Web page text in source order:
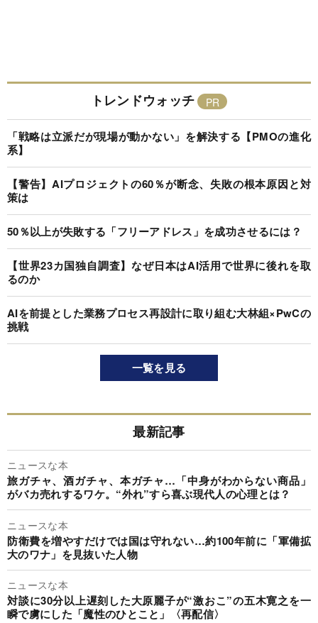
トレンドウォッチ
「戦略は立派だが現場が動かない」を解決する【PMOの進化
系】
【警告】AIプロジェクトの60％が断念、失敗の根本原因と対
策は
50％以上が失敗する「フリーアドレス」を成功させるには？
【世界23カ国独自調査】なぜ日本はAI活用で世界に後れを取
るのか
AIを前提とした業務プロセス再設計に取り組む大林組×PwCの
挑戦
一覧を見る
最新記事
ニュースな本
旅ガチャ、酒ガチャ、本ガチャ…「中身がわからない商品」
がバカ売れするワケ。“外れ”すら喜ぶ現代人の心理とは？
ニュースな本
防衛費を増やすだけでは国は守れない…約100年前に「軍備拡
大のワナ」を見抜いた人物
ニュースな本
対談に30分以上遅刻した大原麗子が“激おこ”の五木寛之を一
瞬で虜にした「魔性のひとこと」〈再配信〉